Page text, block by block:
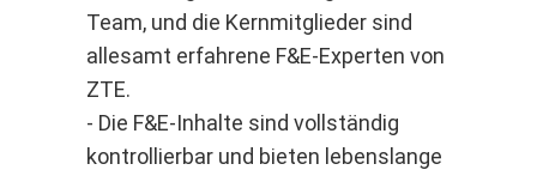
Team, und die Kernmitglieder sind
allesamt erfahrene F&E-Experten von
ZTE.
- Die F&E-Inhalte sind vollständig
kontrollierbar und bieten lebenslange